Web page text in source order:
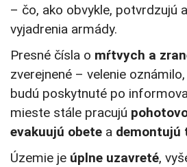
– čo, ako obvykle, potvrdzujú
vyjadrenia armády.
Presné čísla o mŕtvych a
zverejnené – velenie
budú poskytnuté po
mieste stále pracujú
evakuujú obete a demontujú
Územie je úplne uzavreté,